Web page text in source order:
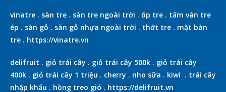
vinatre . sàn tre . sàn tre ngoài trời . ốp tre . tấm ván tre
ép . sàn gỗ . sàn gỗ nhựa ngoài trời . thớt tre . mặt bàn
tre . https://vinatre.vn
delifruit . giỏ trái cây . giỏ trái cây 500k . giỏ trái cây
400k . giỏ trái cây 1 triệu . cherry . nho sữa . kiwi . trái cây
nhập khẩu . hồng treo gió . https://delifruit.vn